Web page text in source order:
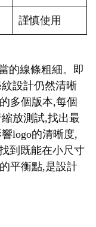
謹慎使用
的線條粗細。即
設計仍然清晰
多個版本,每個
放測試,找出最
logo的清晰度,
到既能在小尺寸
平衡點,是設計